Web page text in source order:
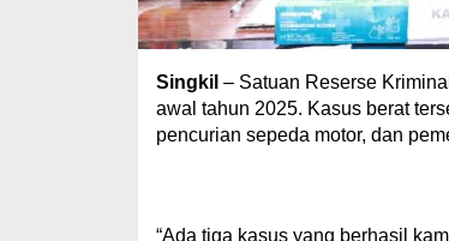
Singkil – Satuan Reserse
awal tahun 2025. Kasus berat
pencurian sepeda motor, dan
“Ada tiga kasus yang berhasil